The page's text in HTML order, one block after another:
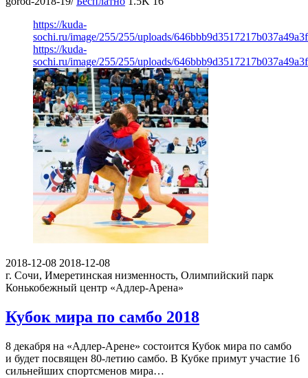
https://kuda-
sochi.ru/image/255/255/uploads/
https://kuda-
sochi.ru/image/255/255/uploads/
2018-12-08 2018-12-08
г. Сочи, Имеретинская низменность, Олимпийский парк
Конькобежный центр «Адлер-Арена»
Кубок мира по самбо 2018
8 декабря на «Адлер-Арене» состоится Кубок мира по самбо
и будет посвящен 80-летию самбо. В Кубке примут участие 16
сильнейших спортсменов мира…